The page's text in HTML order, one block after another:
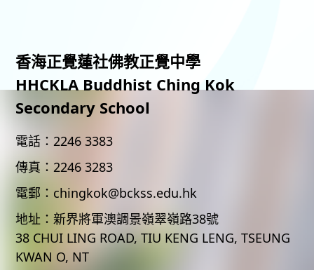
香海正覺蓮社佛教正覺中學
HHCKLA Buddhist Ching Kok
Secondary School
電話： 2246 3383
傳真： 2246 3283
電郵： chingkok@bckss.edu.hk
地址： 新界將軍澳調景嶺翠嶺路38號
38 CHUI LING ROAD, TIU KENG LENG, TSEUNG
KWAN O, NT